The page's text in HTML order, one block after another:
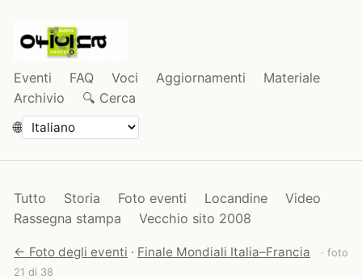
Eventi FAQ Voci Aggiornamenti
Materiale
Archivio
🔍 Cerca
🌐
Tutto Storia Foto eventi Locandine
Video
Rassegna stampa
Vecchio sito 2008
← Foto degli eventi · Finale Mondiali Italia–Francia
· foto
21 di 38